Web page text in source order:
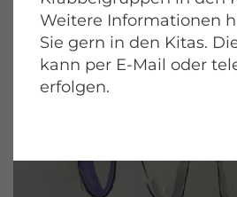
Weitere Informationen
Sie gern in den Kitas.
kann per E-Mail oder
erfolgen.